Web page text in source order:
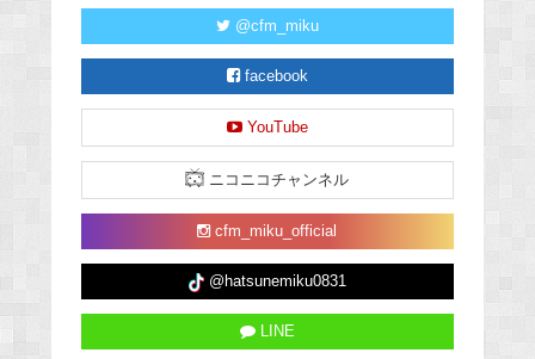
@cfm_miku
facebook
YouTube
ニコニコチャンネル
cfm_miku_official
@hatsunemiku0831
LINE